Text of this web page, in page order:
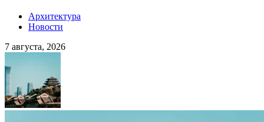
Архитектура
Новости
7 августа, 2026